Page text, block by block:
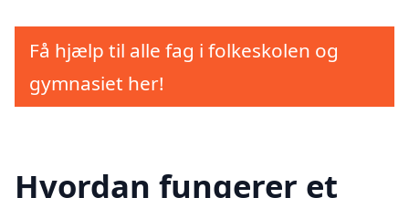
Få hjælp til alle fag i folkeskolen og
gymnasiet her!
Hvordan fungerer et